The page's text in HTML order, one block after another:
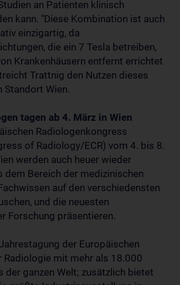
an Patienten klinisch
kann. "Diese Kombination ist auch
einzigartig, da
die ein 7 Tesla betreiben,
Krankenhäusern entfernt errichtet
Trattnig den Nutzen dieses
Standort Wien.
tagen ab 4. März in Wien
Radiologenkongress
of Radiology/ECR) vom 4. bis 8.
werden auch heuer wieder
dem Bereich der medizinischen
auf den verschiedensten
und die neuesten
Forschung präsentieren.
der Europäischen
Radiologie mit mehr als 18.000
der ganzen Welt; zusätzlich bietet